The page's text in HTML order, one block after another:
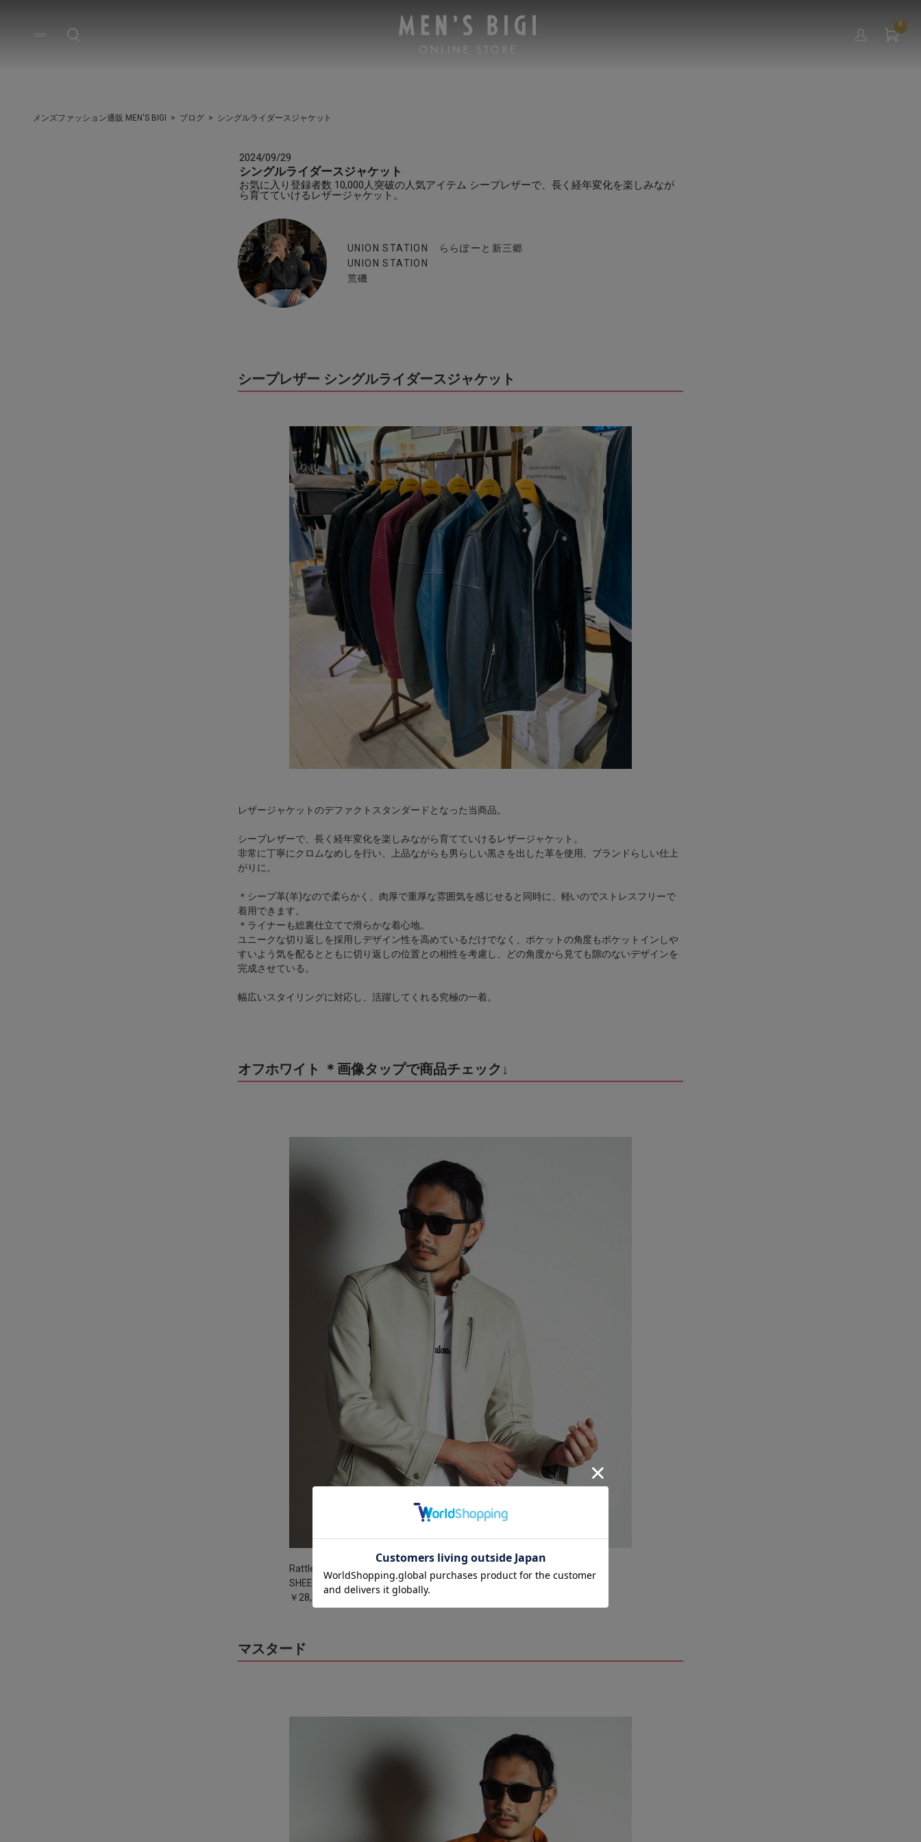
0
メンズファッション通販 MEN'S BIGI ブログ シングルライダースジャケット
2024/09/29
シングルライダースジャケット
お気に入り登録者数 10,000人突破の人気アイテム シープレザーで、長く経年変化を楽しみなが
ら育てていけるレザージャケット。
UNION STATION ららぽーと新三郷
UNION STATION
荒磯
シープレザー シングルライダースジャケット
レザージャケットのデファクトスタンダードとなった当商品。
シープレザーで、長く経年変化を楽しみながら育てていけるレザージャケット。
非常に丁寧にクロムなめしを行い、上品ながらも男らしい黒さを出した革を使用、ブランドらしい仕上
がりに。
＊シープ革(羊)なので柔らかく、肉厚で重厚な雰囲気を感じせると同時に、軽いのでストレスフリーで
着用できます。
＊ライナーも総裏仕立てで滑らかな着心地。
ユニークな切り返しを採用しデザイン性を高めているだけでなく、ポケットの角度もポケットインしや
すいよう気を配るとともに切り返しの位置との相性を考慮し、どの角度から見ても隙のないデザインを
完成させている。
幅広いスタイリングに対応し、活躍してくれる究極の一着。
オフホワイト ＊画像タップで商品チェック↓
RattleTrap
SHEEP LEATHER/シープレザー シングルライダースジャケット
￥28,800
マスタード